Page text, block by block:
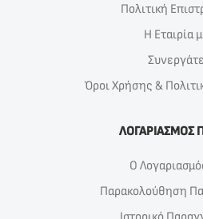
Πολιτική
Η Εταιρία
Όροι Χρήσης &
ΛΟΓΑΡΙΑΣΜΟΣ
Ο
Παρακολούθηση